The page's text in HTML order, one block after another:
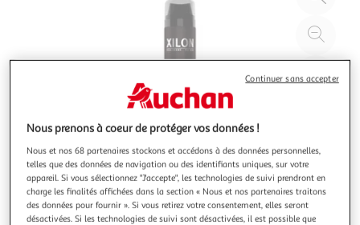
à
Nous prenons à coeur de protéger vos données !
Nous et nos 68 partenaires stockons et accédons à des données personnelles,
telles que des données de navigation ou des identifiants uniques, sur votre
appareil. Si vous sélectionnez "J'accepte", les technologies de suivi prendront en
charge les finalités affichées dans la section « Nous et nos partenaires traitons
des données pour fournir ». Si vous retirez votre consentement, elles seront
désactivées. Si les technologies de suivi sont désactivées, il est possible que
Continuer sans accepter